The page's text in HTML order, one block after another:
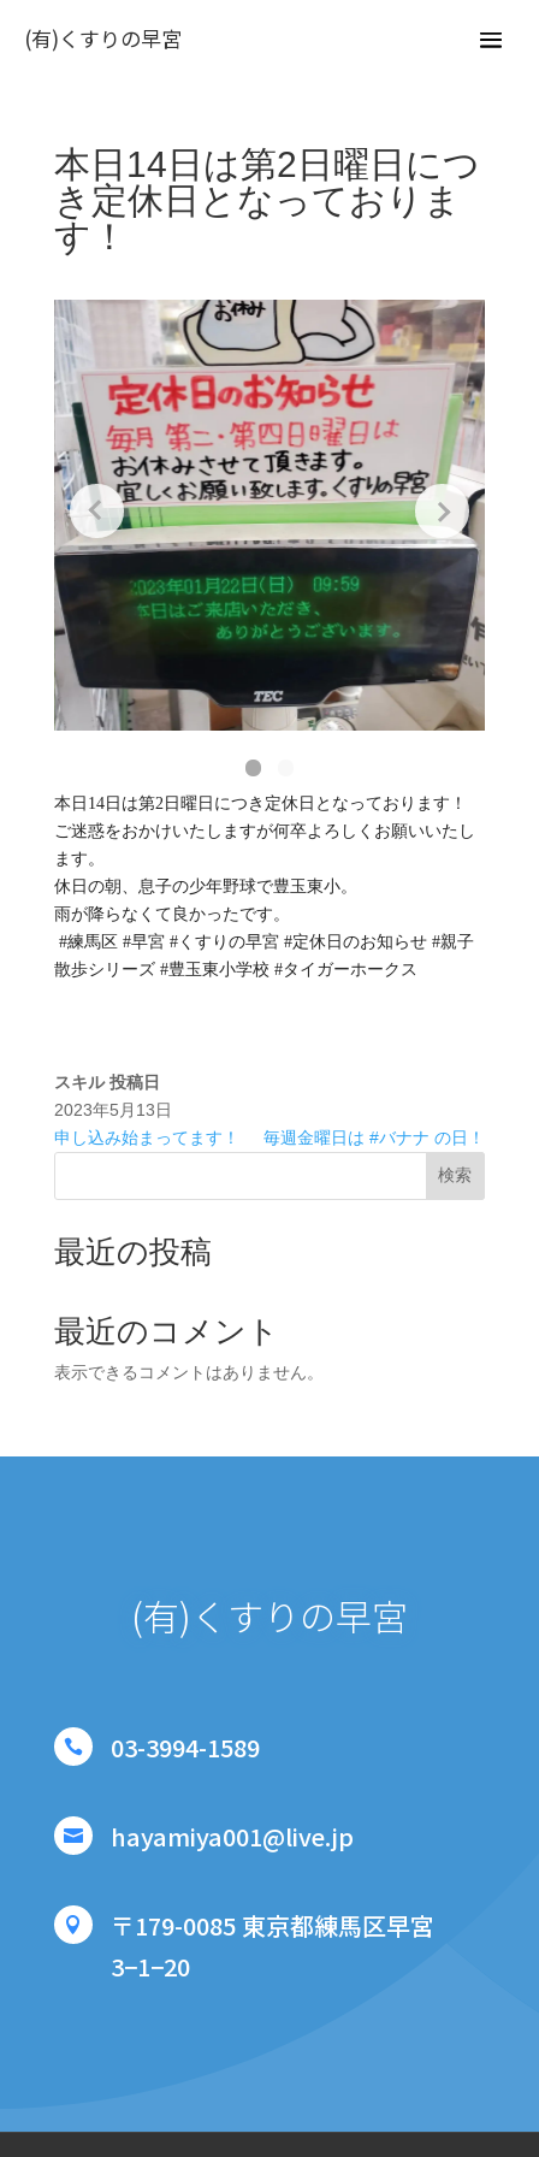
(有)くすりの早宮
本日14日は第2日曜日につ
き定休日となっておりま
す！⁡
本日14日は第2日曜日につき定休日となっております！⁡
⁡ご迷惑をおかけいたしますが何卒よろしくお願いいたし
ます。⁡
⁡休日の朝、息子の少年野球で豊玉東小。⁡
⁡雨が降らなくて良かったです。⁡
⁡ #練馬区 #早宮 #くすりの早宮 #定休日のお知らせ #親子
散歩シリーズ #豊玉東小学校 #タイガーホークス
スキル 投稿日
2023年5月13日
申し込み始まってます！⁡
毎週金曜日は #バナナ の日！⁡
検索
最近の投稿
最近のコメント
表示できるコメントはありません。
(有)くすりの早宮
 03-3994-1589
 hayamiya001@live.jp

〒179-0085 東京都練馬区早宮
3−1−20